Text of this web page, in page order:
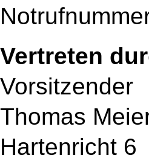
Vertreten
Vorsitzender
Thomas
Hartenricht 6